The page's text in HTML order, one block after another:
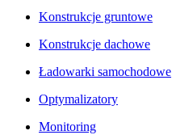
Konstrukcje gruntowe
Konstrukcje dachowe
Ładowarki samochodowe
Optymalizatory
Monitoring